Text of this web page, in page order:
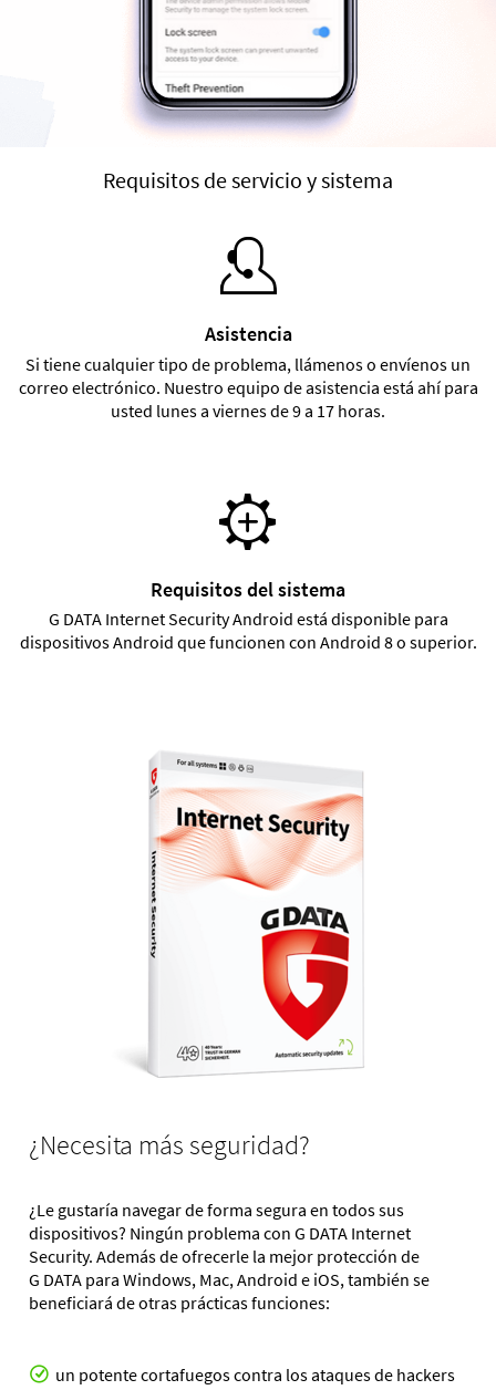
Requisitos de servicio y sistema
Asistencia
Si tiene cualquier tipo de problema, llámenos o envíenos un
correo electrónico. Nuestro equipo de asistencia está ahí para
usted lunes a viernes de 9 a 17 horas.
Requisitos del sistema
G DATA Internet Security Android está disponible para
dispositivos Android que funcionen con Android 8 o superior.
¿Necesita más seguridad?
¿Le gustaría navegar de forma segura en todos sus
dispositivos? Ningún problema con G DATA Internet
Security. Además de ofrecerle la mejor protección de
G DATA para Windows, Mac, Android e iOS, también se
beneficiará de otras prácticas funciones:
un potente cortafuegos contra los ataques de hackers